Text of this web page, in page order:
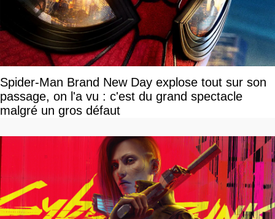
Spider-Man Brand New Day explose tout sur son
passage, on l'a vu : c'est du grand spectacle
malgré un gros défaut